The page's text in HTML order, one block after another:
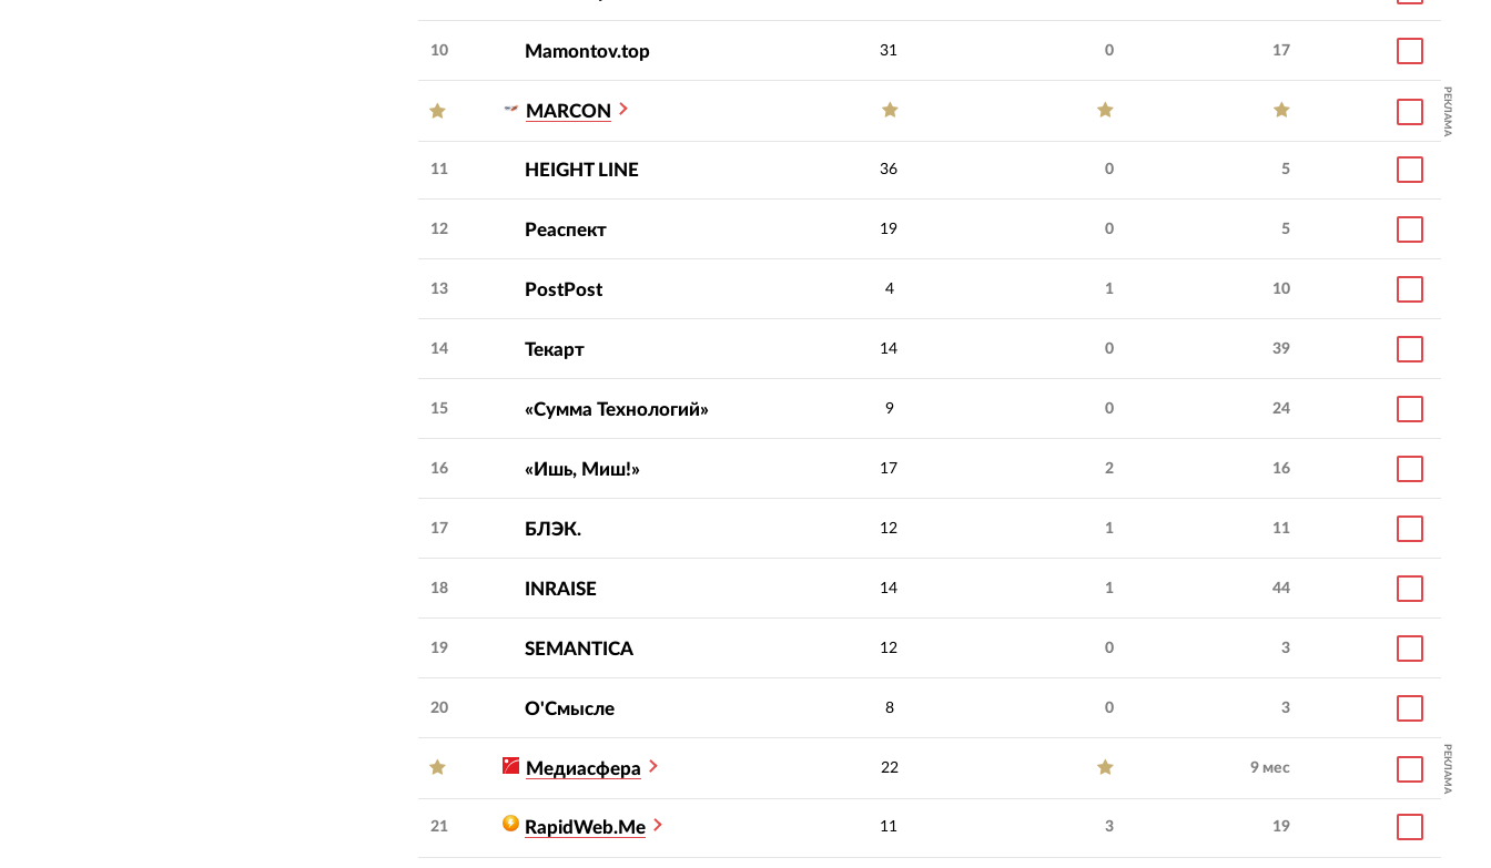
10 Mamontov.top 31 0 17
MARCON РЕКЛАМА
11 HEIGHT LINE 36 0 5
12 Реаспект 19 0 5
13 PostPost 4 1 10
14 Текарт 14 0 39
15 «Сумма Технологий» 9 0 24
16 «Ишь, Миш!» 17 2 16
17 БЛЭК. 12 1 11
18 INRAISE 14 1 44
19 SEMANTICA 12 0 3
20 О'Смысле 8 0 3
Медиасфера 22 9 мес РЕКЛАМА
21 RapidWeb.Me 11 3 19